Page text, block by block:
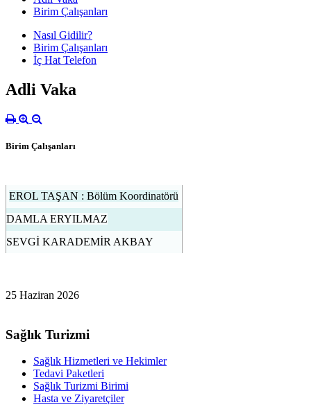
Birim Çalışanları
Nasıl Gidilir?
Birim Çalışanları
İç Hat Telefon
Adli Vaka
Birim Çalışanları
EROL TAŞAN : Bölüm Koordinatörü
DAMLA ERYILMAZ
SEVGİ KARADEMİR AKBAY
25 Haziran 2026
Sağlık Turizmi
Sağlık Hizmetleri ve Hekimler
Tedavi Paketleri
Sağlık Turizmi Birimi
Hasta ve Ziyaretçiler